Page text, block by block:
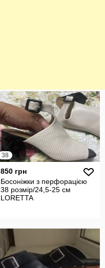
38
850 грн
Босоніжки з перфорацією
38 розмір/24,5-25 см
LORETTA